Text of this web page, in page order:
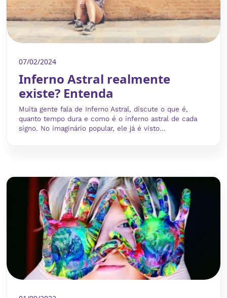
07/02/2024
Inferno Astral realmente
existe? Entenda
Muita gente fala de Inferno Astral, discute o que é,
quanto tempo dura e como é o inferno astral de cada
signo. No imaginário popular, ele já é visto...